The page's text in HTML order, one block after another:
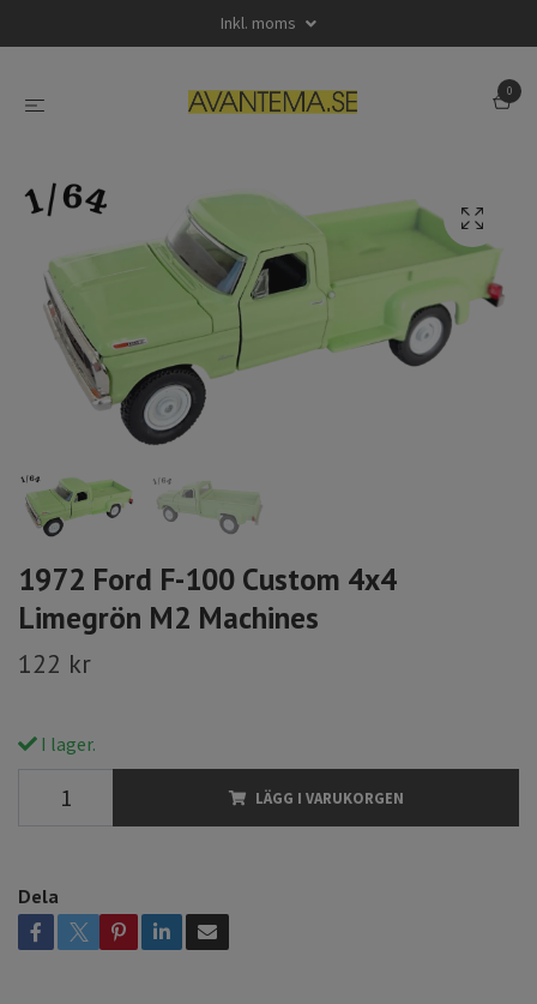
Inkl. moms
0
1972 Ford F-100 Custom 4x4
Limegrön M2 Machines
122 kr
I lager.
LÄGG I VARUKORGEN
Dela